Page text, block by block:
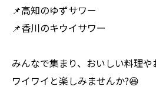
📌高知のゆずサワー
📌香川のキウイサワー
みんなで集まり、おいしい料理
ワイワイと楽しみませんか?😆